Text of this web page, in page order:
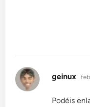
geinux
Podéis